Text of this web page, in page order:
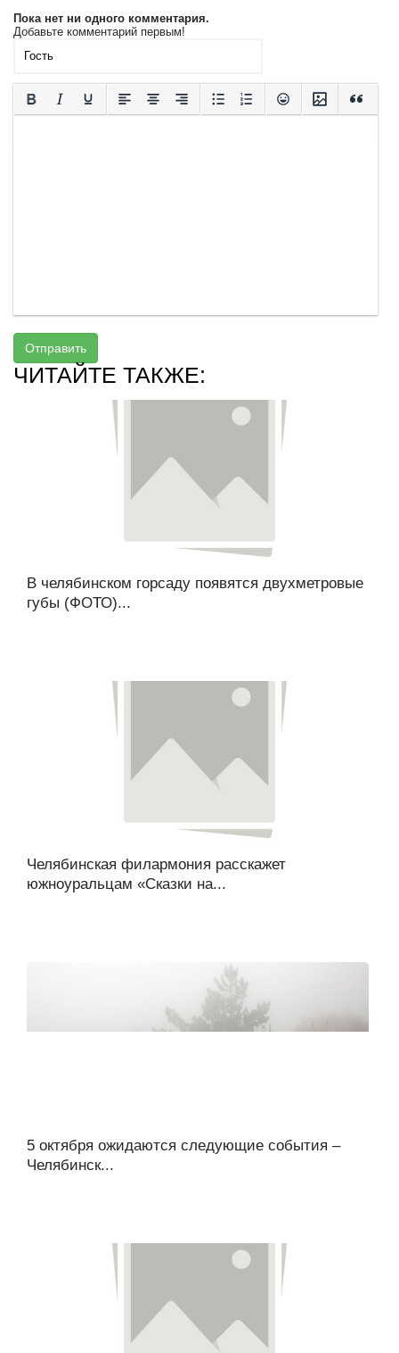
Пока нет ни одного комментария.
Добавьте комментарий первым!
Отправить
ЧИТАЙТЕ ТАКЖЕ:
В челябинском горсаду появятся двухметровые
губы (ФОТО)...
Челябинская филармония расскажет
южноуральцам «Сказки на...
5 октября ожидаются следующие события –
Челябинск...